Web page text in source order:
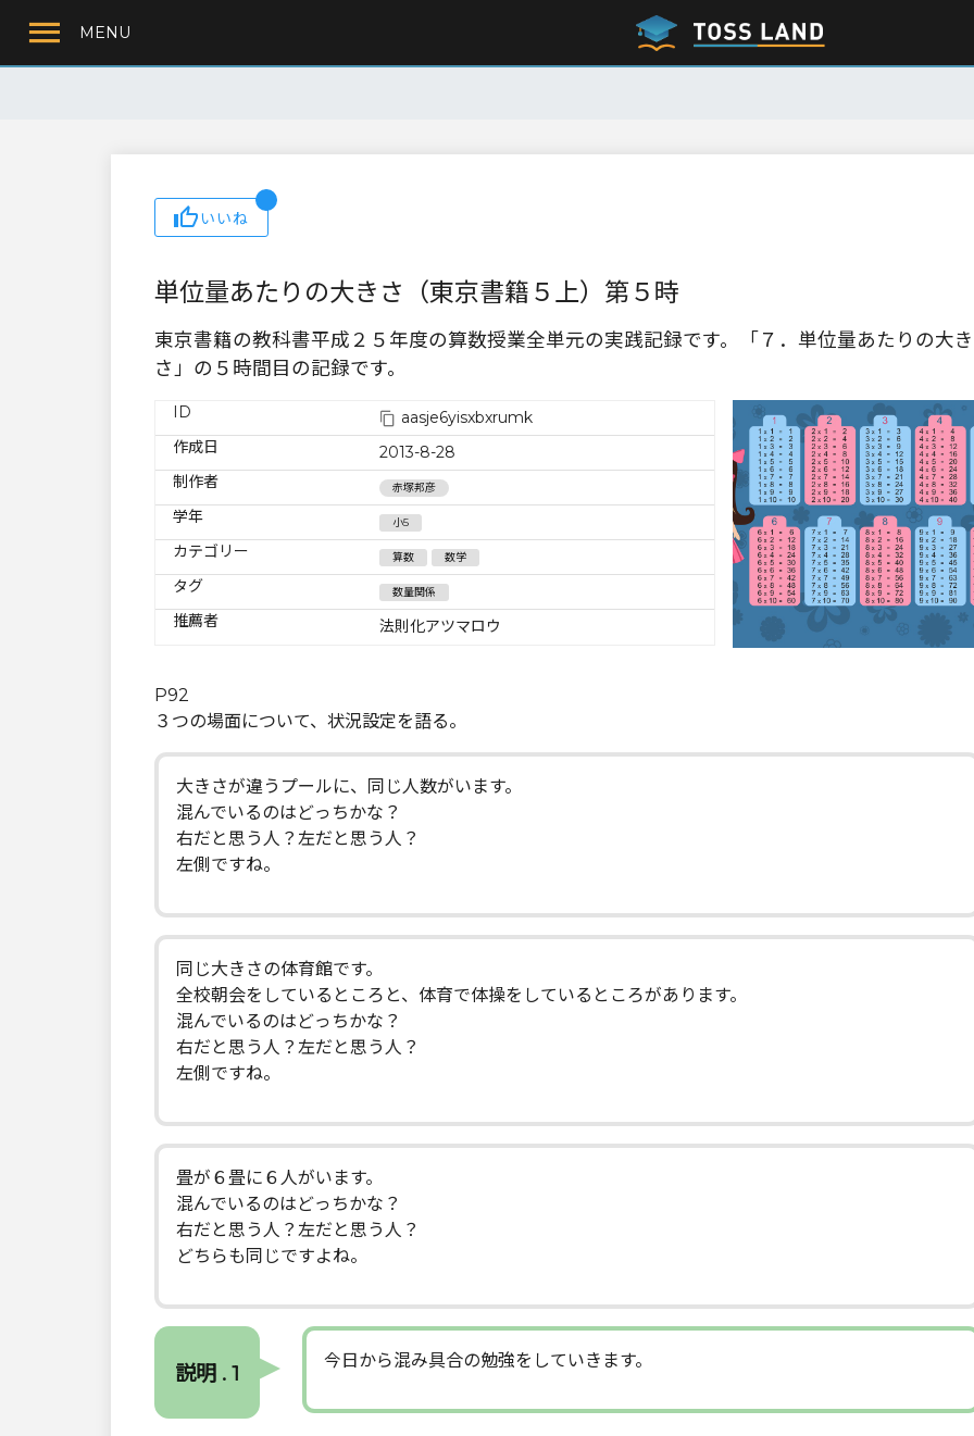
MENU
いいね
単位量あたりの大きさ（東京書籍５上）第５時
東京書籍の教科書平成２５年度の算数授業全単元の実践記録です。「７．単位量あたりの大き
さ」の５時間目の記録です。
ID
aasje6yisxbxrumk
作成日
2013-8-28
制作者
赤塚邦彦
学年 小5
カテゴリー 算数 数学
タグ 数量関係
推薦者 法則化アツマロウ
P92
３つの場面について、状況設定を語る。
大きさが違うプールに、同じ人数がいます。
混んでいるのはどっちかな？
右だと思う人？左だと思う人？
左側ですね。
同じ大きさの体育館です。
全校朝会をしているところと、体育で体操をしているところがあります。
混んでいるのはどっちかな？
右だと思う人？左だと思う人？
左側ですね。
畳が６畳に６人がいます。
混んでいるのはどっちかな？
右だと思う人？左だと思う人？
どちらも同じですよね。
説明 . 1 今日から混み具合の勉強をしていきます。